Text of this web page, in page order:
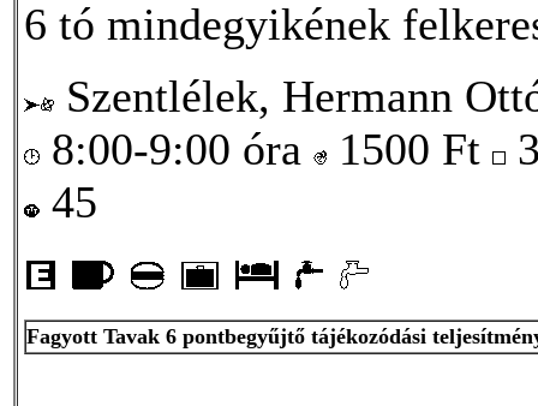
6 tó mindegyikének
Szentlélek, Hermann
8:00-9:00 óra
1500 Ft
45
Fagyott Tavak 6 pontbegyűjtő tájékozódási